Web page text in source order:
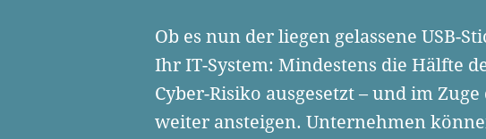
Ob es nun der liegen gelassene USB-
Ihr IT-System: Mindestens die Hälfte
Cyber-Risiko ausgesetzt – und im
weiter ansteigen. Unternehmen